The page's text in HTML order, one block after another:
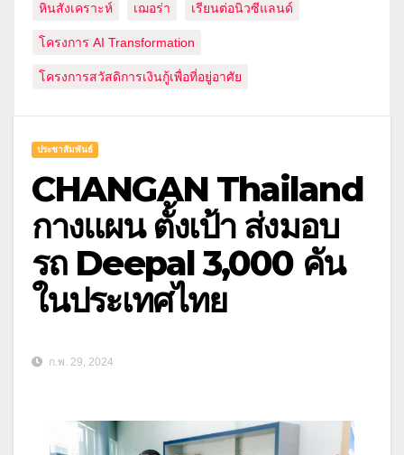
หินสังเคราะห์ เฌอร่า เรียนต่อนิวซีแลนด์
โครงการ AI Transformation
โครงการสวัสดิการเงินกู้เพื่อที่อยู่อาศัย
ประชาสัมพันธ์
CHANGAN Thailand
กางแผน ตั้งเป้า ส่งมอบ
รถ Deepal 3,000 คัน
ในประเทศไทย
ก.พ. 29, 2024